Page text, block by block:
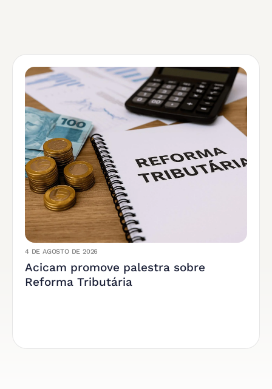
4 DE AGOSTO DE 2026
Acicam promove palestra sobre
Reforma Tributária